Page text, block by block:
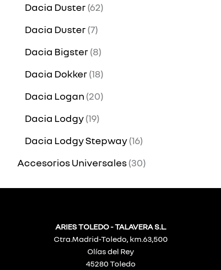
Dacia Duster 62
Dacia Duster 7
Dacia Bigster 8
Dacia Dokker 18
Dacia Logan 20
Dacia Lodgy 19
Dacia Lodgy Stepway 16
Accesorios Universales 30
ARIES TOLEDO - TALAVERA S.L.
Ctra.Madrid-Toledo, km.63,500
Olías del Rey
45280 Toledo